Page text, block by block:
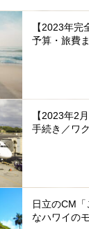
【2023年完
予算・旅費
【2023年2
手続き／ワ
日立のCM
なハワイの